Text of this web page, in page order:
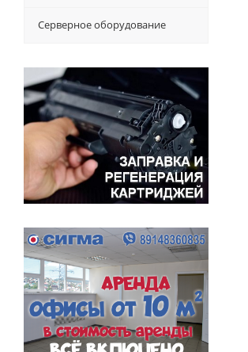
Серверное оборудование